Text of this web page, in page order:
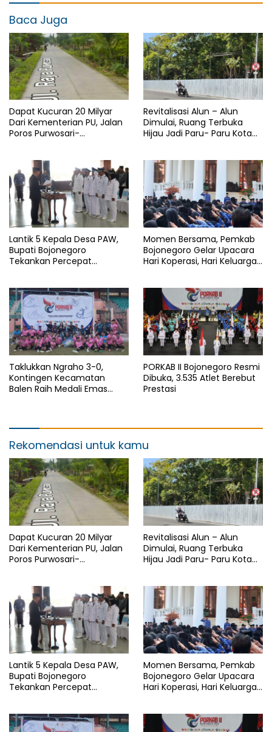
Baca Juga
Dapat Kucuran 20 Milyar
Dari Kementerian PU, Jalan
Poros Purwosari-
Revitalisasi Alun – Alun
Dimulai, Ruang Terbuka
Hijau Jadi Paru- Paru Kota
Lantik 5 Kepala Desa PAW,
Bupati Bojonegoro
Tekankan Percepat
Momen Bersama, Pemkab
Bojonegoro Gelar Upacara
Hari Koperasi, Hari Keluarga
Taklukkan Ngraho 3-0,
Kontingen Kecamatan
Balen Raih Medali Emas
PORKAB II Bojonegoro Resmi
Dibuka, 3.535 Atlet Berebut
Prestasi
Rekomendasi untuk kamu
Dapat Kucuran 20 Milyar
Dari Kementerian PU, Jalan
Poros Purwosari-
Revitalisasi Alun – Alun
Dimulai, Ruang Terbuka
Hijau Jadi Paru- Paru Kota
Lantik 5 Kepala Desa PAW,
Bupati Bojonegoro
Tekankan Percepat
Momen Bersama, Pemkab
Bojonegoro Gelar Upacara
Hari Koperasi, Hari Keluarga